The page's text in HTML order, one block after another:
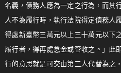
名義，債務人應為一定之行為，而其
人不為履行時，執行法院得定債務人
得處新臺幣三萬元以上三十萬元以下
履行者，得再處怠金或管收之。」此
行的意思就是可交由第三人代替為之